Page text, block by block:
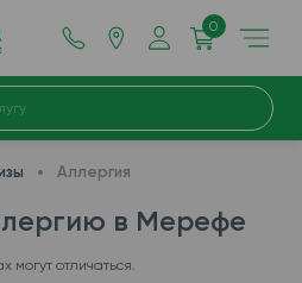
0
Аллергия
в Мерефe
могут отличаться.